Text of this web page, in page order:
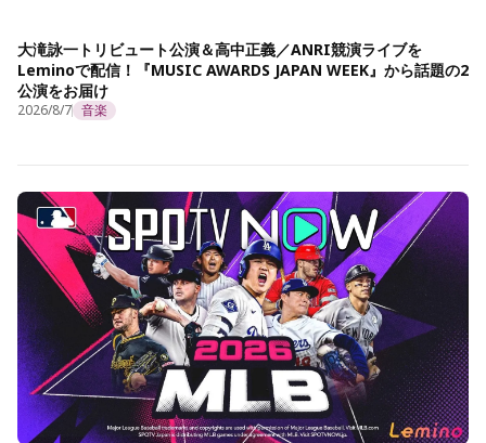
大滝詠一トリビュート公演＆高中正義／ANRI競演ライブを
Leminoで配信！『MUSIC AWARDS JAPAN WEEK』から話題の2
公演をお届け
2026/8/7 音楽